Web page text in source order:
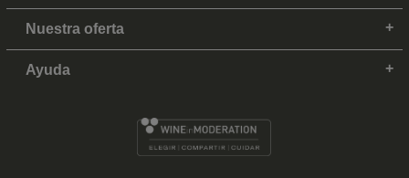
Nuestra oferta
Ayuda